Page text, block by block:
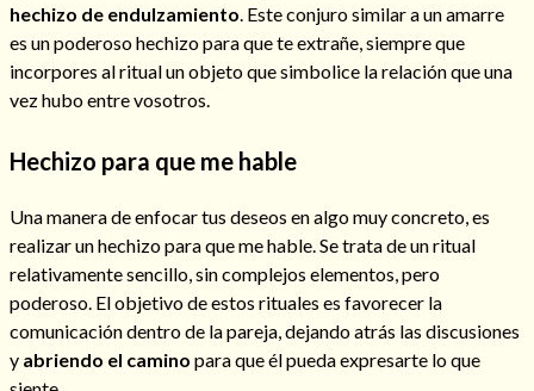
hechizo de endulzamiento . Este conjuro similar a un amarre
es un poderoso hechizo para que te extrañe, siempre que
incorpores al ritual un objeto que simbolice la relación que una
vez hubo entre vosotros.
Hechizo para que me hable
Una manera de enfocar tus deseos en algo muy concreto, es
realizar un hechizo para que me hable. Se trata de un ritual
relativamente sencillo, sin complejos elementos, pero
poderoso. El objetivo de estos rituales es favorecer la
comunicación dentro de la pareja, dejando atrás las discusiones
y abriendo el camino para que él pueda expresarte lo que